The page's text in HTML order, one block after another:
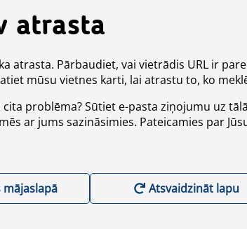
atrasta
atrasta. Pārbaudiet, vai vietrādis URL ir
mūsu vietnes karti, lai atrastu to, ko
problēma? Sūtiet e-pasta ziņojumu uz
ar jums sazināsimies. Pateicamies par
Atsvaidzināt lapu